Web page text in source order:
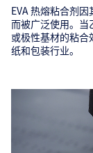
EVA 热熔粘合剂
而被广泛使用。当
或极性基材的粘合
纸和包装行业。